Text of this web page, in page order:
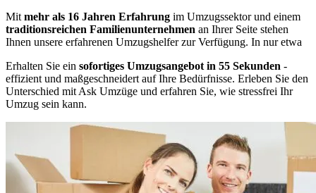
Mit mehr als 16 Jahren Erfahrung im Umzugssektor und einem
traditionsreichen Familienunternehmen an Ihrer Seite stehen
Ihnen unsere erfahrenen Umzugshelfer zur Verfügung. In nur etwa
Erhalten Sie ein sofortiges Umzugsangebot in 55 Sekunden -
effizient und maßgeschneidert auf Ihre Bedürfnisse. Erleben Sie den
Unterschied mit Ask Umzüge und erfahren Sie, wie stressfrei Ihr
Umzug sein kann.